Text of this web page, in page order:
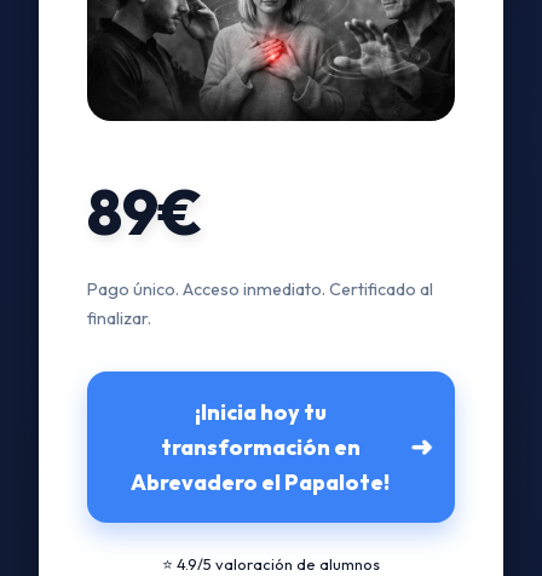
89€
Pago único. Acceso inmediato. Certificado al
finalizar.
¡Inicia hoy tu
transformación en
Abrevadero el Papalote!
➜
⭐ 4.9/5 valoración de alumnos